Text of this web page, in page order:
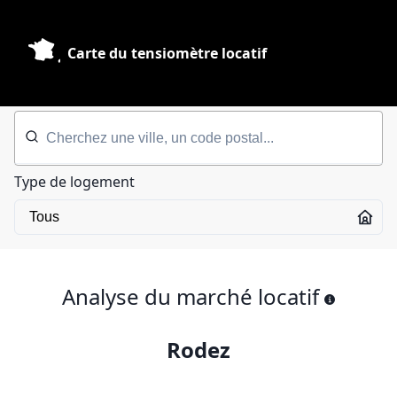
Carte du tensiomètre locatif
Type de logement
Analyse du marché locatif
Rodez